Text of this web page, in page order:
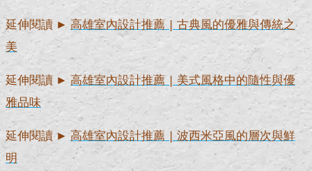
延伸閱讀 ►高雄室內設計推薦 | 古典風的優雅與傳統之
美
延伸閱讀 ► 高雄室內設計推薦 | 美式風格中的隨性與優
雅品味
延伸閱讀 ►高雄室內設計推薦 | 波西米亞風的層次與鮮
明